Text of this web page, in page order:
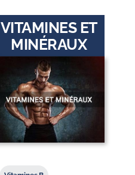
VITAMINES ET
MINÉRAUX